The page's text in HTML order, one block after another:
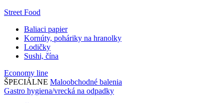
Street Food
Baliaci papier
Kornúty, poháriky na hranolky
Lodičky
Sushi, čína
Economy line
ŠPECIÁLNE Maloobchodné balenia
Gastro hygiena/vrecká na odpadky